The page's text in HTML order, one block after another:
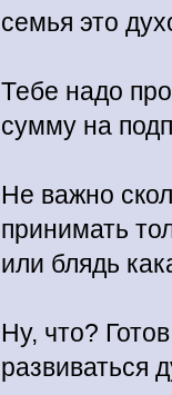
семья это
Тебе надо
сумму на
Не важно
принимать
или блядь
Ну, что?
развиваться